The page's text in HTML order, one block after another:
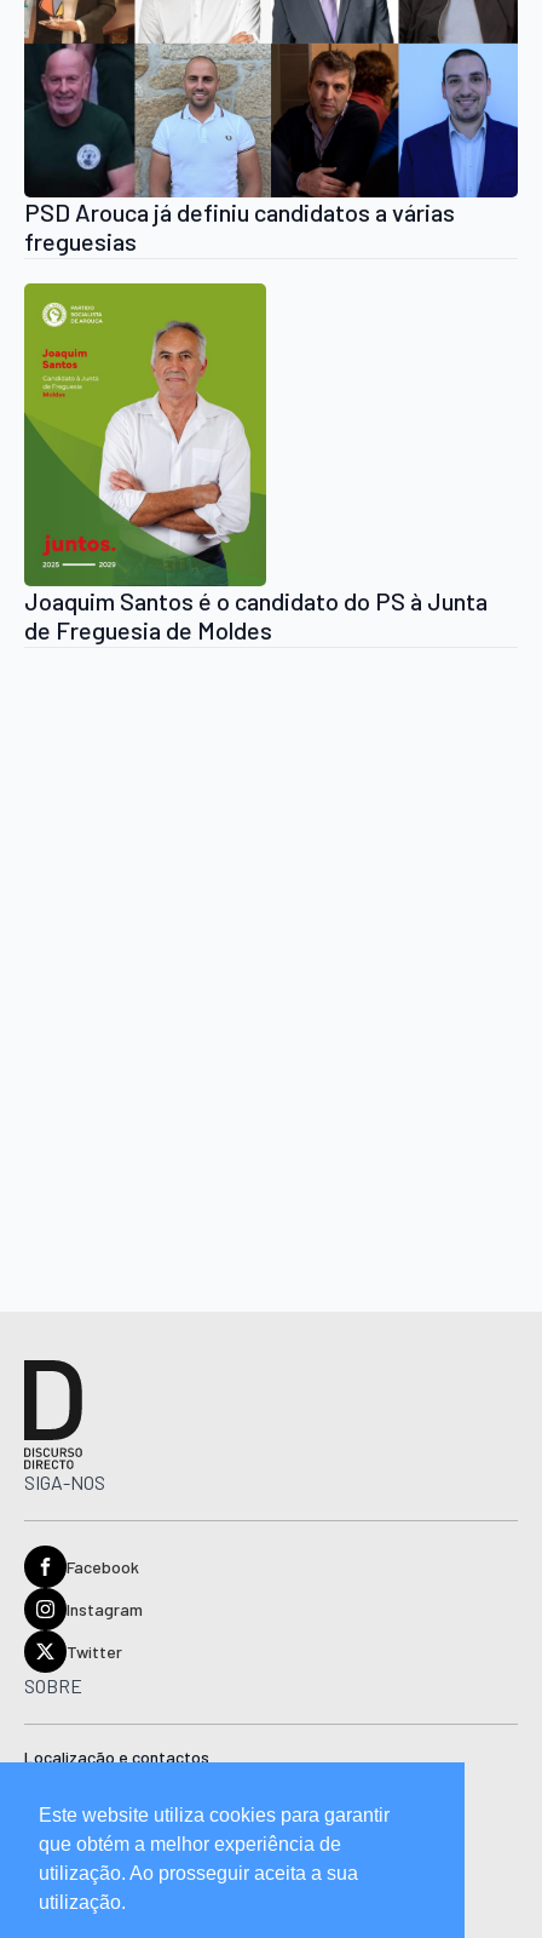
PSD Arouca já definiu candidatos a várias
freguesias
Joaquim Santos é o candidato do PS à Junta
de Freguesia de Moldes
SIGA-NOS
Facebook
Instagram
Twitter
SOBRE
Localização e contactos
Ficha técnica
Manual de boas práticas editoriais e código de conduta
Este website utiliza cookies para garantir
que obtém a melhor experiência de
utilização. Ao prosseguir aceita a sua
utilização.